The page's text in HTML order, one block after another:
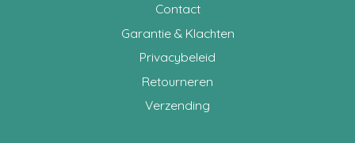
Contact
Garantie & Klachten
Privacybeleid
Retourneren
Verzending